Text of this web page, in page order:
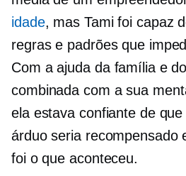
idade, mas Tami foi capaz
regras e padrões que
Com a ajuda da família e
combinada com a sua
ela estava confiante de
árduo seria recompensado
foi o que aconteceu.